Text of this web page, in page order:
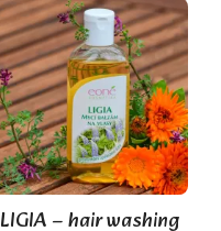
LIGIA – hair washing